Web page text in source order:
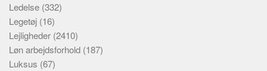
Ledelse (332)
Legetøj (16)
Lejligheder (2410)
Løn arbejdsforhold (187)
Luksus (67)